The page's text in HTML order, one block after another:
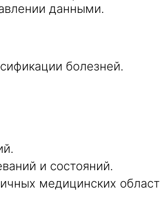
данными.
болезней.
и состояний.
медицинских